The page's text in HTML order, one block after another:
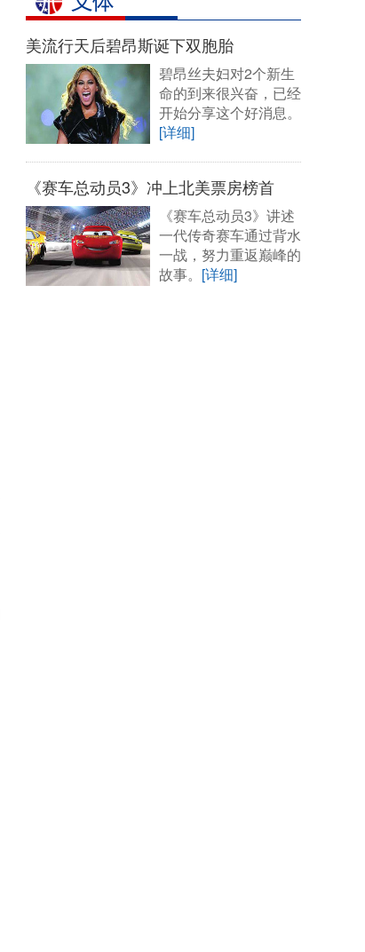
美流行天后碧昂斯诞下双胞胎
碧昂丝夫妇对2个新生
命的到来很兴奋，已经
开始分享这个好消息。
[详细]
《赛车总动员3》冲上北美票房榜首
《赛车总动员3》讲述
一代传奇赛车通过背水
一战，努力重返巅峰的
故事。 [详细]